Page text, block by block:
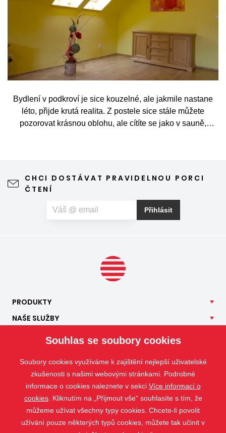
Bydlení v podkroví je sice kouzelné, ale jakmile nastane
léto, přijde krutá realita. Z postele sice stále můžete
pozorovat krásnou oblohu, ale cítíte se jako v sauně,
CHCI DOSTÁVAT PRAVIDELNOU PORCI
ČTENÍ
Přihlásit
PRODUKTY
NAŠE SLUŽBY
KONTAKT
Souhlas se soubory cookies
Soubory cookies využíváme k zajištění nejlepší uživatelské
zkušenosti s našimi webovými stránkami. Podrobné
informace o cookies naleznete v sekci Více informací o
cookies. Kliknutím na „Přijmout vše“ souhlasíte s tím, že
můžeme užívat všechny typy cookies. Chcete-li povolit
užívání pouze některých typů cookies, můžete tak učinit v